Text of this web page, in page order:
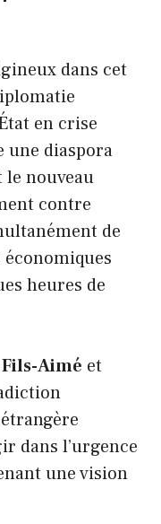
dans cet
en crise
une diaspora
le nouveau
contre
de
heures de
Fils-Aimé et
dans l’urgence
une vision